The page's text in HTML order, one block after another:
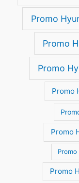
Promo
Promo
Promo
Promo
Promo
Promo